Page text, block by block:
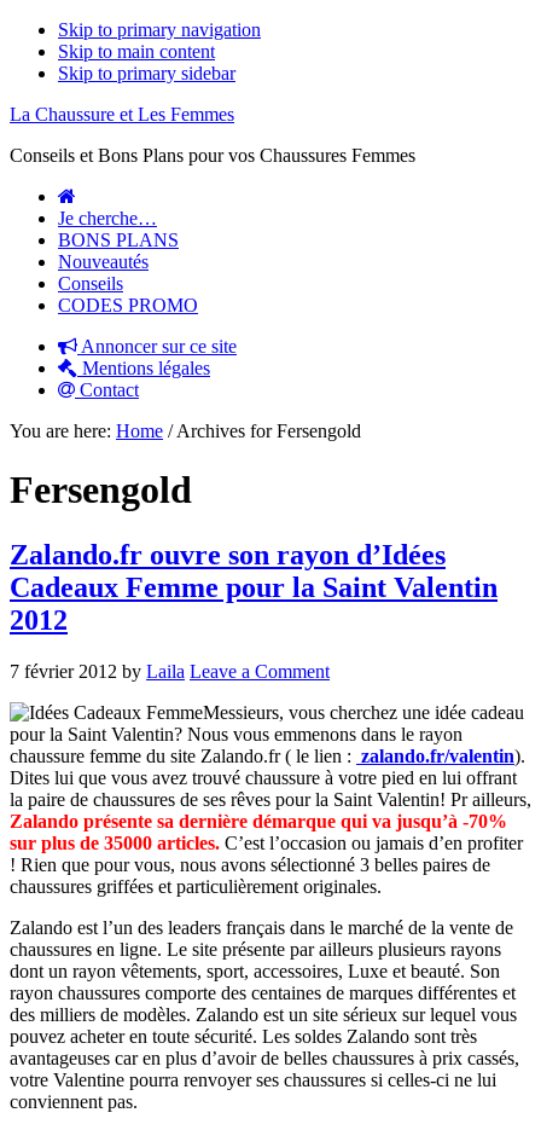
Skip to primary navigation
Skip to main content
Skip to primary sidebar
La Chaussure et Les Femmes
Conseils et Bons Plans pour vos Chaussures Femmes
Je cherche…
BONS PLANS
Nouveautés
Conseils
CODES PROMO
Annoncer sur ce site
Mentions légales
Contact
You are here: Home /Archives for Fersengold
Fersengold
Zalando.fr ouvre son rayon d’Idées
Cadeaux Femme pour la Saint Valentin
2012
7 février 2012 by Laila Leave a Comment
Messieurs, vous cherchez une idée cadeau
pour la Saint Valentin? Nous vous emmenons dans le rayon
chaussure femme du site Zalando.fr ( le lien : zalando.fr/valentin).
Dites lui que vous avez trouvé chaussure à votre pied en lui offrant
la paire de chaussures de ses rêves pour la Saint Valentin! Pr ailleurs,
Zalando présente sa dernière démarque qui va jusqu’à -70%
sur plus de 35000 articles. C’est l’occasion ou jamais d’en profiter
! Rien que pour vous, nous avons sélectionné 3 belles paires de
chaussures griffées et particulièrement originales.
Zalando est l’un des leaders français dans le marché de la vente de
chaussures en ligne. Le site présente par ailleurs plusieurs rayons
dont un rayon vêtements, sport, accessoires, Luxe et beauté. Son
rayon chaussures comporte des centaines de marques différentes et
des milliers de modèles. Zalando est un site sérieux sur lequel vous
pouvez acheter en toute sécurité. Les soldes Zalando sont très
avantageuses car en plus d’avoir de belles chaussures à prix cassés,
votre Valentine pourra renvoyer ses chaussures si celles-ci ne lui
conviennent pas.